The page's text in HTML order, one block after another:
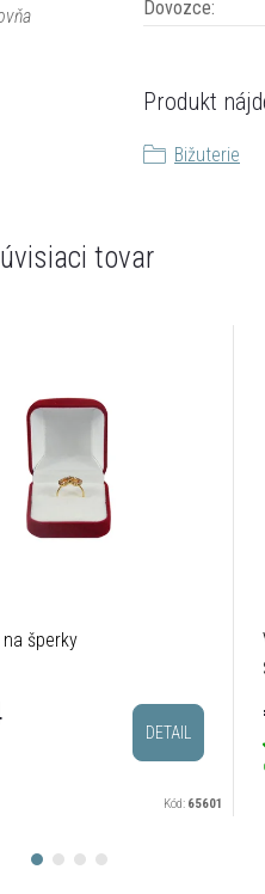
Dovozce:
Produkt
Bižuterie
tovar
na šperky
DETAIL
Kód: 65601